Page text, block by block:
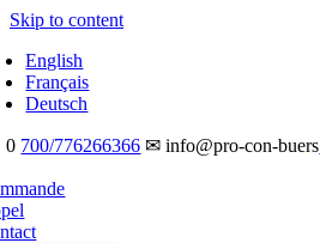
Skip to content
English
Français
Deutsch
700/776266366 ✉ info@pro-con-buers